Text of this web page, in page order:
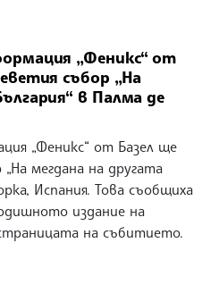
„Феникс“ от
събор „На
в Палма де
„Феникс“ от Базел ще
мегдана на другата
Испания. Това съобщиха
издание на
на събитието.